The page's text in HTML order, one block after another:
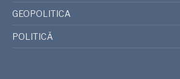
GEOPOLITICA
POLITICĂ